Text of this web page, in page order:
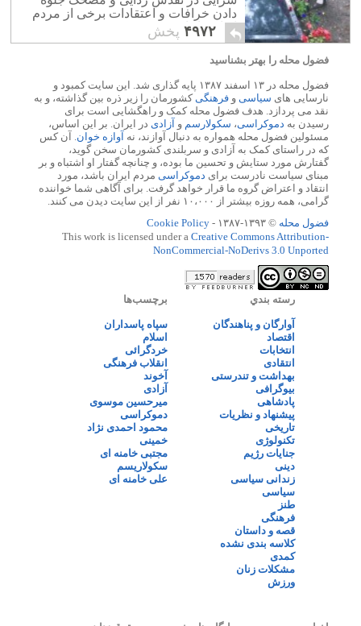
دادن خرافات و اعتقادات برخی از مردم
ایران را دارد.
۴۹۷۲ پخش
فضول محله را بهتر بشناسید
فضول محله در ۱۳ اسفند ۱۳۸۷ پایه گذاری شد. این سایت کمبود و
نارسایی های سیاسی و فرهنگیکشورمان را زیر ذره بین گذاشته، و به
نقد می پردازد. هدف فضول محله کمک و راهگشایی است برای
رسیدن به دموکراسی، سکولارسم و آزادی در ایران. بر این اساس،
مسئولین فضول محله همواره به دنبال آوازند، نه آوازه خوان. آن کس
که در راستای کمک به آزادی و سربلندی کشورمان سخن گوید،
گفتارش مورد ستایش و تحسین ما بوده، و چنانچه گفتار او اشتباه و بر
مبنای سیاست نادرست برای دموکراسی مردم ایران باشد، مورد
انتقاد و اعتراض گروه ما قرار خواهد گرفت. برای آگاهی شما خواننده
گرامی، همه روزه بیشتر از ۱۰،۰۰۰ نفر از این سایت دیدن می کنند.
فضول محله © ۱۳۹۳-۱۳۸۷ -
Cookie Policy
This work is licensed under a Creative Commons Attribution-
NonCommercial-NoDerivs 3.0 Unported
رسته بندي
آوارگان و پناهندگان
اقتصاد
انتخابات
انتقادی
بهداشت و تندرستی
بیوگرافی
پادشاهی
پیشنهاد و نظریات
تاریخی
تکنولوژی
جنایات رژیم
دینی
زندانی سیاسی
سیاسی
طنز
فرهنگی
قصه و داستان
کلاسه بندی نشده
کمدی
مشکلات زنان
ورزش
برچسب‌ها
سپاه پاسداران
اسلام
خردگرائی
انقلاب فرهنگی
آخوند
آزادی
میرحسین موسوی
دموکراسی
محمود احمدی نژاد
خمینی
مجتبی خامنه ای
سکولاریسم
علی خامنه ای